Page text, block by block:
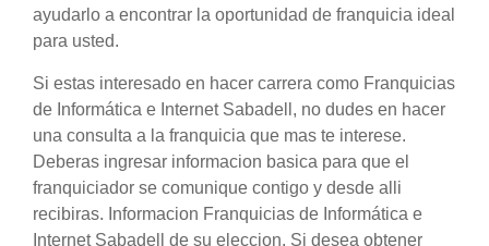
ayudarlo a encontrar la oportunidad de franquicia ideal
para usted.
Si estas interesado en hacer carrera como Franquicias
de Informática e Internet Sabadell, no dudes en hacer
una consulta a la franquicia que mas te interese.
Deberas ingresar informacion basica para que el
franquiciador se comunique contigo y desde alli
recibiras. Informacion Franquicias de Informática e
Internet Sabadell de su eleccion. Si desea obtener